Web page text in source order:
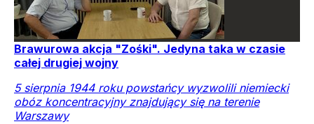
Brawurowa akcja "Zośki". Jedyna taka w czasie
całej drugiej wojny
5 sierpnia 1944 roku powstańcy wyzwolili niemiecki
obóz koncentracyjny znajdujący się na terenie
Warszawy